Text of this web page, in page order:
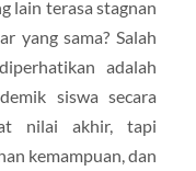
lain terasa stagnan
yang sama? Salah
adalah
siswa secara
nilai akhir, tapi
kemampuan, dan